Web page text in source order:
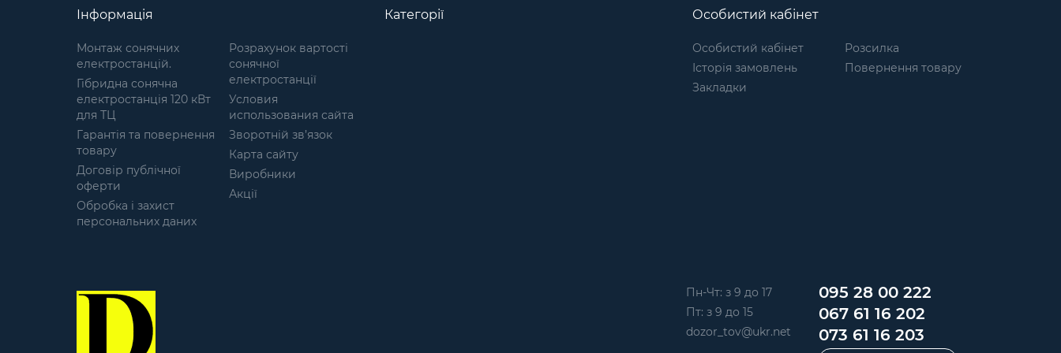
повітрі; не розкладається у
вологому середовищі;
матеріал: Спанбонд (Флізелін);
технологією виготовлення -
Laser Cut; різновид кольорів,
які підходять під більшість
місцевостей. Маскувальні
сітки широко
використовуються в даний час
і часто стають розхідним
матеріалом, тому їх ціна є
важливим фактором. Ми
являємось прямим
виробником, тому для нас
важливо тримати ціну сітки
шуршать і не видають зайвих
звуків навіть при сильному
вітрі. Легко розкладаються,
компактні у складеному
Інформація
Монтаж сонячних
електростанцій.
Гібридна сонячна
електростанція 120 кВт
для ТЦ
Гарантія та повернення
товару
Договір публічної
оферти
Обробка і захист
персональних даних
Розрахунок вартості
сонячної
електростанції
Условия
использования сайта
Зворотній зв’язок
Карта сайту
Виробники
Акції
Категорії Особистий кабінет
Особистий кабінет
Історія замовлень
Закладки
Розсилка
Повернення товару
Пн-Чт: з 9 до 17
Пт: з 9 до 15
dozor_tov@ukr.net
095 28 00 222
067 61 16 202
073 61 16 203